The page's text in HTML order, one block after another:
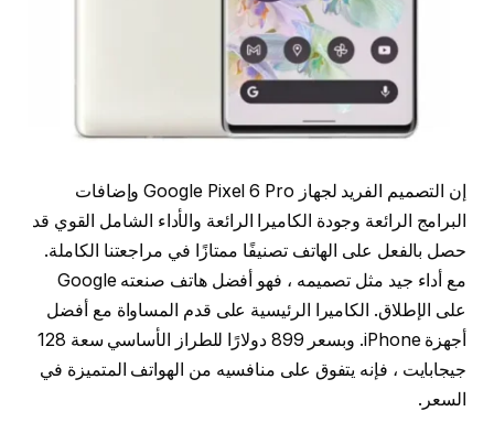
إن التصميم الفريد لجهاز Google Pixel 6 Pro وإضافات
البرامج الرائعة وجودة الكاميرا الرائعة والأداء الشامل القوي قد
حصل بالفعل على الهاتف تصنيفًا ممتازًا في مراجعتنا الكاملة.
مع أداء جيد مثل تصميمه ، فهو أفضل هاتف صنعته Google
على الإطلاق. الكاميرا الرئيسية على قدم المساواة مع أفضل
أجهزة iPhone. وبسعر 899 دولارًا للطراز الأساسي سعة 128
جيجابايت ، فإنه يتفوق على منافسيه من الهواتف المتميزة في
السعر.